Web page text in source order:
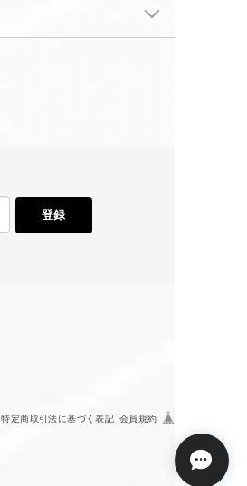
登録
特定商取引法に基づく表記 会員規約